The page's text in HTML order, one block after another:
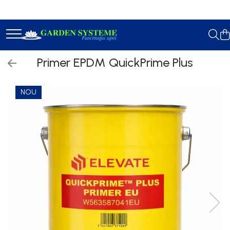
Constructie Iazuri
Geotextil
Membrana EPDM
Accesorii Lipit
Primer EPDM QuickPrime Plus
NOU